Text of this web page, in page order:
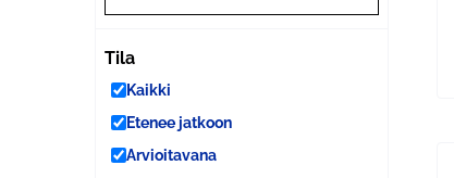
Tila
Kaikki
Etenee jatkoon
Arvioitavana